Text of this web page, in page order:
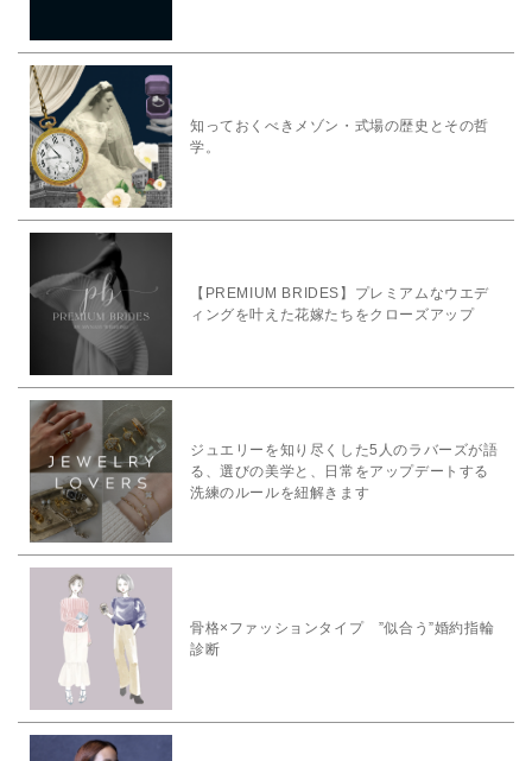
知っておくべきメゾン・式場の歴史とその哲
学。
【PREMIUM BRIDES】プレミアムなウエデ
ィングを叶えた花嫁たちをクローズアップ
ジュエリーを知り尽くした5人のラバーズが語
る、選びの美学と、日常をアップデートする
洗練のルールを紐解きます
骨格×ファッションタイプ ”似合う”婚約指輪
診断